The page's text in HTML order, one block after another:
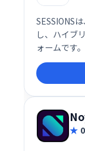
SESSIONS
し、ハイブ
ォームです
を解消し、
管理できま
クを実現し